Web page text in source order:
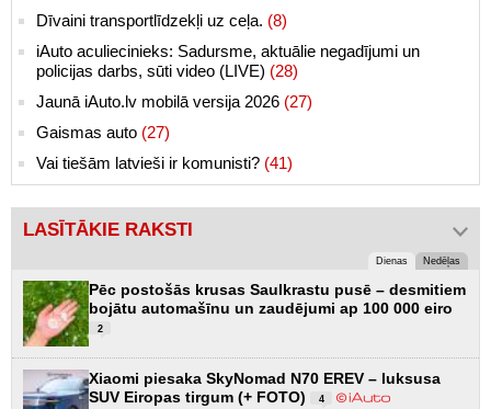
Dīvaini transportlīdzekļi uz ceļa. (8)
iAuto aculiecinieks: Sadursme, aktuālie negadījumi un
policijas darbs, sūti video (LIVE) (28)
Jaunā iAuto.lv mobilā versija 2026 (27)
Gaismas auto (27)
Vai tiešām latvieši ir komunisti? (41)
LASĪTĀKIE RAKSTI
Dienas Nedēļas
Pēc postošās krusas Saulkrastu pusē – desmitiem
bojātu automašīnu un zaudējumi ap 100 000 eiro
2
Xiaomi piesaka SkyNomad N70 EREV – luksusa
SUV Eiropas tirgum (+ FOTO)
4